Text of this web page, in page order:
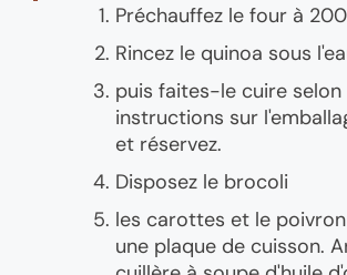
Préchauffez le four à
Rincez le quinoa sous
puis faites-le cuire selon
instructions sur
et réservez.
Disposez le brocoli
les carottes et le
une plaque de cuisson.